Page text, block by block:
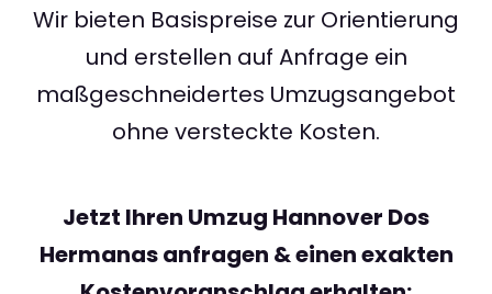
Wir bieten Basispreise zur Orientierung
und erstellen auf Anfrage ein
maßgeschneidertes Umzugsangebot
ohne versteckte Kosten.
Jetzt Ihren Umzug Hannover Dos
Hermanas anfragen & einen exakten